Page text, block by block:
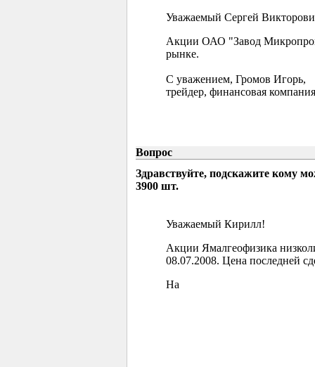
Уважаемый Сергей
Акции ОАО "Завод
рынке.
С уважением, Громов Игорь,
трейдер, финансовая
Вопрос
Здравствуйте, подскажите кому
3900 шт.
Уважаемый Кирилл!
Акции Ямалгеофизика
08.07.2008. Цена последней
На